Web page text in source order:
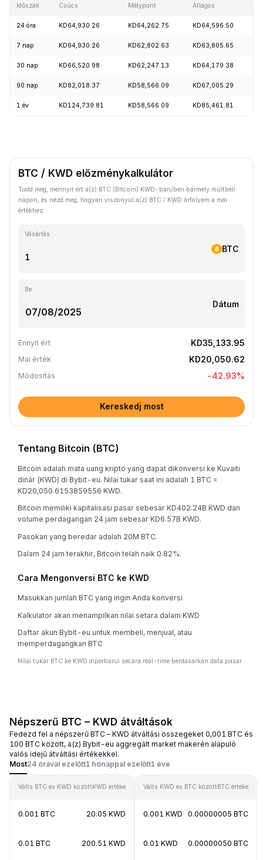
Időszak Csúcs Mélypont Átlagos
24 óra KD64,930.26 KD64,262.75 KD64,596.50
7 nap KD64,930.26 KD62,802.63 KD63,805.65
30 nap KD66,520.98 KD62,247.13 KD64,179.38
90 nap KD82,018.37 KD58,566.09 KD67,005.29
1 év KD124,739.81 KD58,566.09 KD85,461.81
BTC / KWD előzménykalkulátor
Tudd meg, mennyit ért a(z) BTC (Bitcoin) KWD-ban/ben bármely múltbeli
napon, és nézd meg, hogyan viszonyul a(z) BTC / KWD árfolyam a mai
értékhez.
Vásárlás
BTC
Be
Dátum
Ennyit ért KD35,133.95
Mai érték KD20,050.62
Módosítás -42.93%
Kereskedj most
Tentang Bitcoin (BTC)
Bitcoin adalah mata uang kripto yang dapat dikonversi ke Kuvaiti
dinár (KWD) di Bybit-eu. Nilai tukar saat ini adalah 1 BTC =
KD20,050.6153859556 KWD.
Bitcoin memiliki kapitalisasi pasar sebesar KD402.24B KWD dan
volume perdagangan 24 jam sebesar KD6.57B KWD.
Pasokan yang beredar adalah 20M BTC.
Dalam 24 jam terakhir, Bitcoin telah naik 0.82%.
Cara Mengonversi BTC ke KWD
Masukkan jumlah BTC yang ingin Anda konversi
Kalkulator akan menampilkan nilai setara dalam KWD
Daftar akun Bybit-eu untuk membeli, menjual, atau
memperdagangkan BTC
Nilai tukar BTC ke KWD diperbarui secara real-time berdasarkan data pasar.
Népszerű BTC – KWD átváltások
Fedezd fel a népszerű BTC – KWD átváltási összegeket 0,001 BTC és
100 BTC között, a(z) Bybit-eu aggregált market makerén alapuló
valós idejű átváltási értékekkel.
Most24 órával ezelőtt1 hónappal ezelőtt1 éve
Válts BTC és KWD közöttKWD értéke
0.001 BTC 20.05 KWD
0.01 BTC 200.51 KWD
Válts KWD és BTC közöttBTC értéke
0.001 KWD 0.00000005 BTC
0.01 KWD 0.00000050 BTC